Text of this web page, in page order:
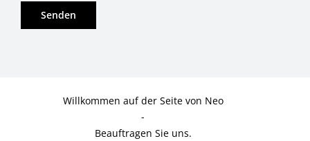
Willkommen auf der Seite von Neo
-
Beauftragen Sie uns.